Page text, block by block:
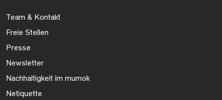
Team & Kontakt
Freie Stellen
Presse
Newsletter
Nachhaltigkeit im mumok
Netiquette